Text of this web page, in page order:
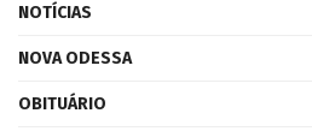
NOTÍCIAS
NOVA ODESSA
OBITUÁRIO